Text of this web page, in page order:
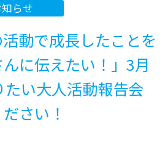
らせ
活動で成長したことを
に伝えたい！」3月
い大人活動報告会
さい！